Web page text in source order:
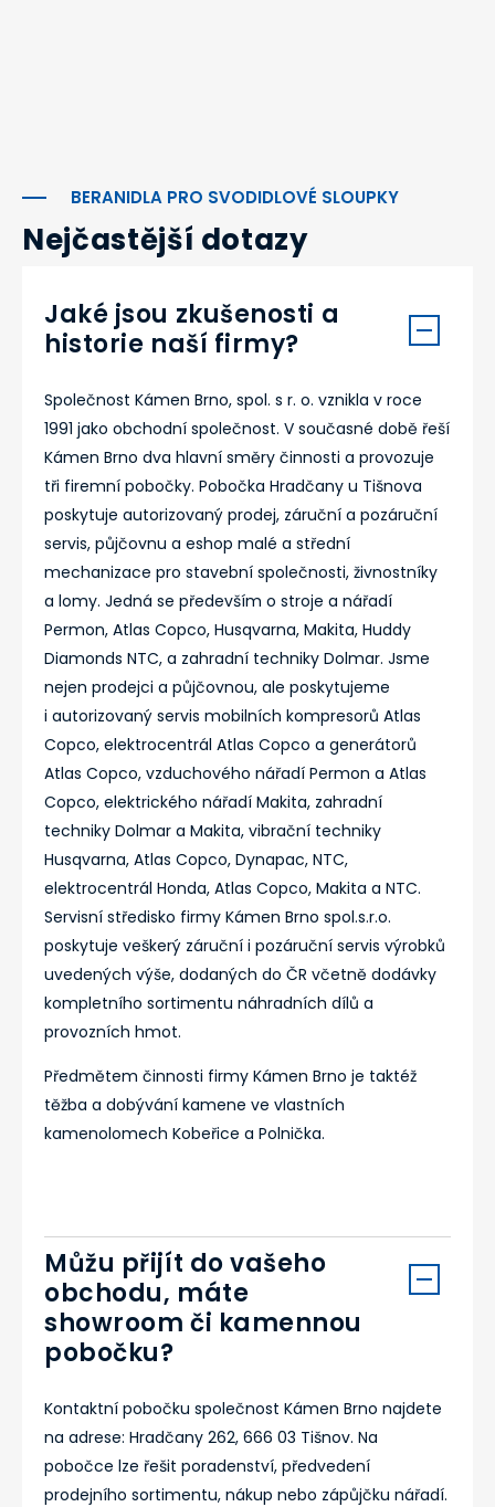
BERANIDLA PRO SVODIDLOVÉ SLOUPKY
Nejčastější dotazy
Jaké jsou zkušenosti a
historie naší firmy?
Společnost Kámen Brno, spol. s r. o. vznikla v roce
1991 jako obchodní společnost. V současné době řeší
Kámen Brno dva hlavní směry činnosti a provozuje
tři firemní pobočky. Pobočka Hradčany u Tišnova
poskytuje autorizovaný prodej, záruční a pozáruční
servis, půjčovnu a eshop malé a střední
mechanizace pro stavební společnosti, živnostníky
a lomy. Jedná se především o stroje a nářadí
Permon, Atlas Copco, Husqvarna, Makita, Huddy
Diamonds NTC, a zahradní techniky Dolmar. Jsme
nejen prodejci a půjčovnou, ale poskytujeme
i autorizovaný servis mobilních kompresorů Atlas
Copco, elektrocentrál Atlas Copco a generátorů
Atlas Copco, vzduchového nářadí Permon a Atlas
Copco, elektrického nářadí Makita, zahradní
techniky Dolmar a Makita, vibrační techniky
Husqvarna, Atlas Copco, Dynapac, NTC,
elektrocentrál Honda, Atlas Copco, Makita a NTC.
Servisní středisko firmy Kámen Brno spol.s.r.o.
poskytuje veškerý záruční i pozáruční servis výrobků
uvedených výše, dodaných do ČR včetně dodávky
kompletního sortimentu náhradních dílů a
provozních hmot.
Předmětem činnosti firmy Kámen Brno je taktéž
těžba a dobývání kamene ve vlastních
kamenolomech Kobeřice a Polnička.
Můžu přijít do vašeho
obchodu, máte
showroom či kamennou
pobočku?
Kontaktní pobočku společnost Kámen Brno najdete
na adrese: Hradčany 262, 666 03 Tišnov. Na
pobočce lze řešit poradenství, předvedení
prodejního sortimentu, nákup nebo zápůjčku nářadí.